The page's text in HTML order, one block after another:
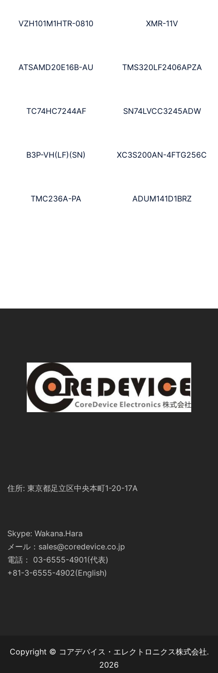
VZH101M1HTR-0810 XMR-11V
ATSAMD20E16B-AU TMS320LF2406APZA
TC74HC7244AF SN74LVCC3245ADW
B3P-VH(LF)(SN) XC3S200AN-4FTG256C
TMC236A-PA ADUM141D1BRZ
住所: 東京都足立区中央本町1-20-17A
Skype: Wakana.Hara
メール：sales@coredevice.co.jp
電話： 03-6555-4901(代表)
+81-3-6555-4902(English)
Copyright © コアデバイス・エレクトロニクス株式会社.
2026